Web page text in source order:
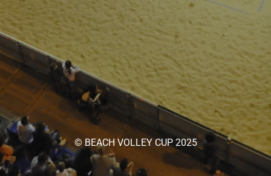
© BEACH VOLLEY CUP 2025